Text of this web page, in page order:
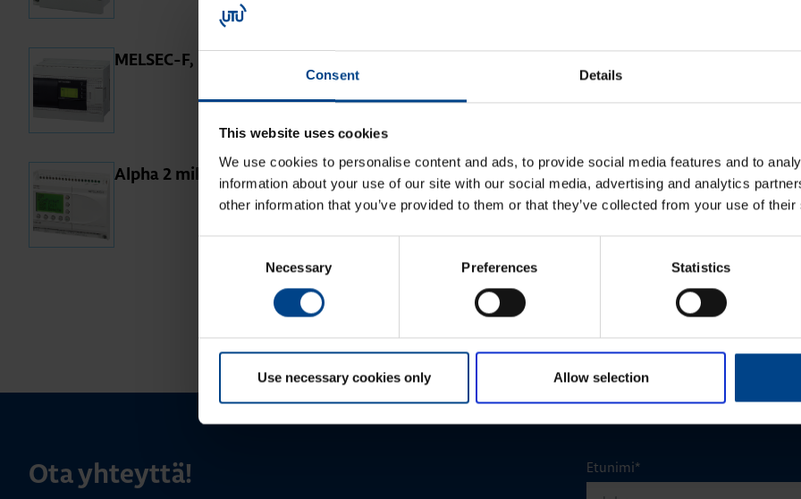
Consent Details
This website uses cookies
We use cookies to personalise content and ads, to provide social media features and to
information about your use of our site with our social media, advertising and analytics
other information that you’ve provided to them or that they’ve collected from your use of
Necessary Preferences Statistics
Use necessary cookies only Allow selection
MEL­SEC-F, FX3G
Alpha 2 mik­ro­lo­giik­ka
Ota yhteyttä! Etunimi*